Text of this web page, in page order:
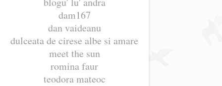
dam167
dan vaideanu
dulceata de cirese albe si amare
meet the sun
romina faur
teodora mateoc